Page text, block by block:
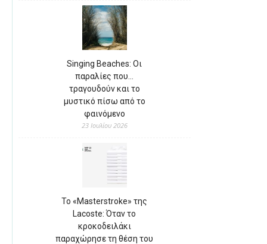
Singing Beaches: Οι
παραλίες που…
τραγουδούν και το
μυστικό πίσω από το
φαινόμενο
23 Ιουλίου 2026
Το «Masterstroke» της
Lacoste: Όταν το
κροκοδειλάκι
παραχώρησε τη θέση του